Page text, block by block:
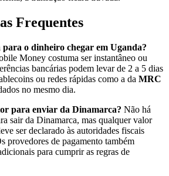
Frequentes
o dinheiro chegar em Uganda?
Money costuma ser instantâneo ou
bancárias podem levar de 2 a 5 dias
ou redes rápidas como a da MRC
no mesmo dia.
para enviar da Dinamarca? Não há
sair da Dinamarca, mas qualquer valor
ser declarado às autoridades fiscais
provedores de pagamento também
para cumprir as regras de